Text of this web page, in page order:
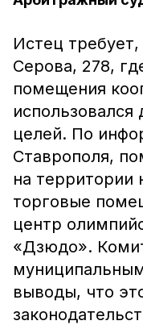
Истец
Серова, 278,
помещения
использовался
целей. По
Ставрополя,
на территории
торговые
центр
«Дзюдо».
выводы, что